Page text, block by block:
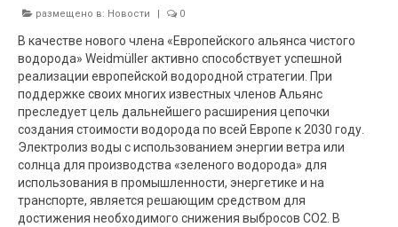
размещено в: Новости 0
В качестве нового члена «Европейского альянса чистого
водорода» Weidmüller активно способствует успешной
реализации европейской водородной стратегии. При
поддержке своих многих известных членов Альянс
преследует цель дальнейшего расширения цепочки
создания стоимости водорода по всей Европе к 2030 году.
Электролиз воды с использованием энергии ветра или
солнца для производства «зеленого водорода» для
использования в промышленности, энергетике и на
транспорте, является решающим средством для
достижения необходимого снижения выбросов CO2. В